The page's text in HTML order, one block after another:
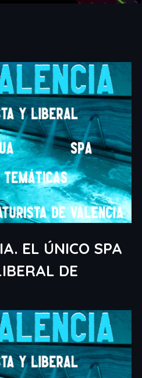
EL ÚNICO SPA
DE